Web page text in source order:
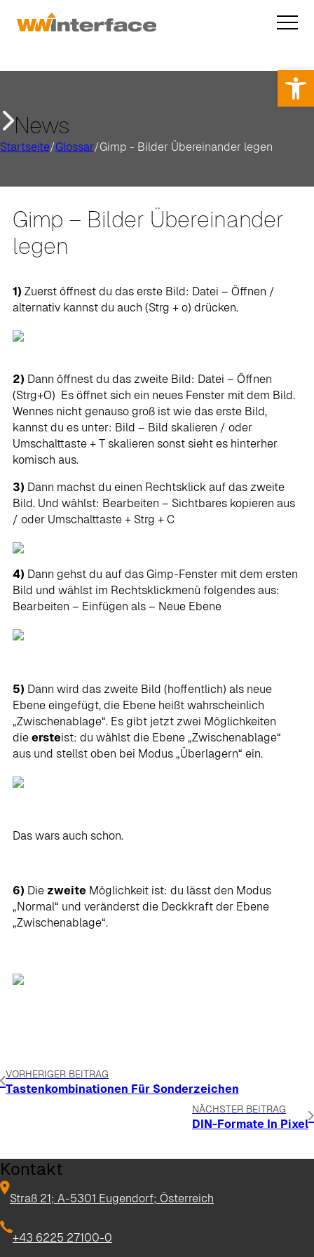
News
Startseite/Glossar/Gimp - Bilder Übereinander legen
Gimp – Bilder Übereinander
legen
1) Zuerst öffnest du das erste Bild: Datei – Öffnen /
alternativ kannst du auch (Strg + o) drücken.
2) Dann öffnest du das zweite Bild: Datei – Öffnen
(Strg+O) Es öffnet sich ein neues Fenster mit dem Bild.
Wennes nicht genauso groß ist wie das erste Bild,
kannst du es unter: Bild – Bild skalieren / oder
Umschalttaste + T skalieren sonst sieht es hinterher
komisch aus.
3) Dann machst du einen Rechtsklick auf das zweite
Bild. Und wählst: Bearbeiten – Sichtbares kopieren aus
/ oder Umschalttaste + Strg + C
4) Dann gehst du auf das Gimp-Fenster mit dem ersten
Bild und wählst im Rechtsklickmenü folgendes aus:
Bearbeiten – Einfügen als – Neue Ebene
5) Dann wird das zweite Bild (hoffentlich) als neue
Ebene eingefügt, die Ebene heißt wahrscheinlich
„Zwischenablage“. Es gibt jetzt zwei Möglichkeiten
dieersteist: du wählst die Ebene „Zwischenablage“
aus und stellst oben bei Modus „Überlagern“ ein.
Das wars auch schon.
6) Diezweite Möglichkeit ist: du lässt den Modus
„Normal“ und veränderst die Deckkraft der Ebene
„Zwischenablage“.
VORHERIGER BEITRAG
Tastenkombinationen Für Sonderzeichen
NÄCHSTER BEITRAG
DIN-Formate In Pixel
Kontakt
Straß 21; A-5301 Eugendorf; Österreich
+43 6225 27100-0